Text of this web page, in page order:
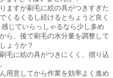
ますが刷毛に絵の具がつきすぎた
くるくるし続けるとちょうど良く
じていらっしゃるなら少し多め
ら、後で刷毛の水分量を調整して
ょうか？
毛に絵の具がつきにくく、摺り込
用意してから作業を効率よく進め